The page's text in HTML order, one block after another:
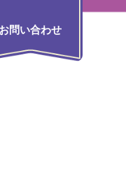
お問い合わせ